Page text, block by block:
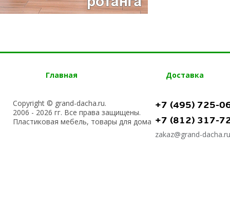
Главная Доставка
Copyright © grand-dacha.ru.
2006 - 2026 гг. Все права защищены.
Пластиковая мебель, товары для дома
+7 (495) 725-
+7 (812) 317-
zakaz@grand-dacha.ru